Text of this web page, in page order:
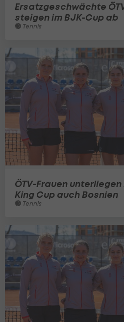
Ersatzgeschwächte
steigen im BJK-Cup ab
Tennis
ÖTV-Frauen
King Cup auch Bosnien
Tennis